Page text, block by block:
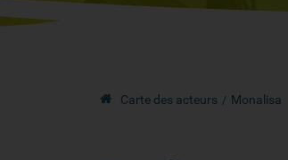
Carte des acteurs Monalisa